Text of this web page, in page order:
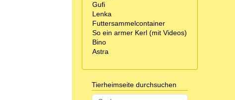
Gufi
Lenka
Futtersammelcontainer
So ein armer Kerl (mit Videos)
Bino
Astra
Tierheimseite durchsuchen
Suchen